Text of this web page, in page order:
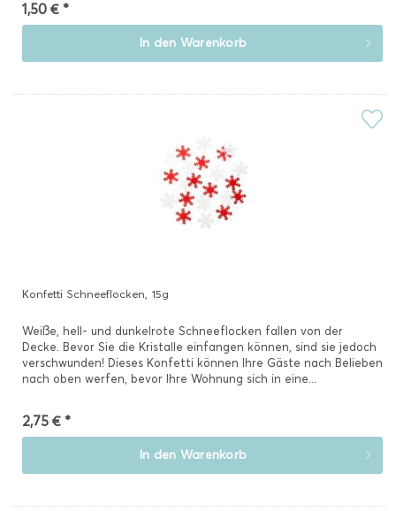
1,50 € *
In den Warenkorb
Konfetti Schneeflocken, 15g
Weiße, hell- und dunkelrote Schneeflocken fallen von der
Decke. Bevor Sie die Kristalle einfangen können, sind sie jedoch
verschwunden! Dieses Konfetti können Ihre Gäste nach Belieben
nach oben werfen, bevor Ihre Wohnung sich in eine...
2,75 € *
In den Warenkorb